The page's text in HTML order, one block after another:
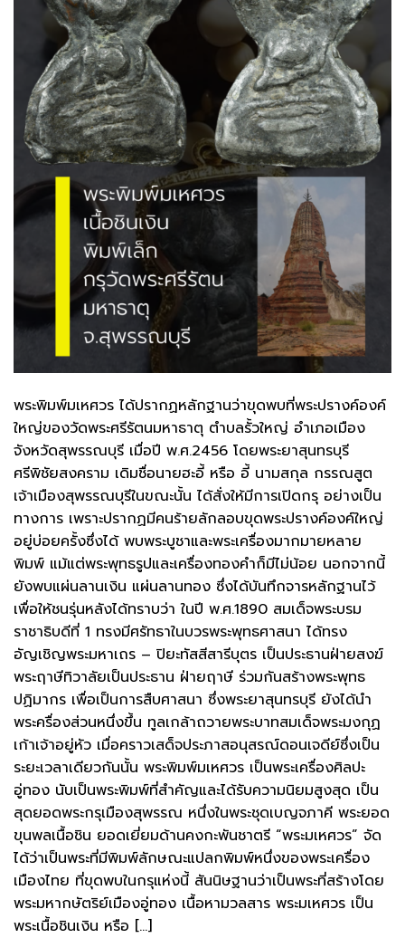
พระพิมพ์มเหศวร ได้ปรากฏหลักฐานว่าขุดพบที่พระปรางค์องค์
ใหญ่ของวัดพระศรีรัตนมหาธาตุ ตำบลรั้วใหญ่ อำเภอเมือง
จังหวัดสุพรรณบุรี เมื่อปี พ.ศ.2456 โดยพระยาสุนทรบุรี
ศรีพิชัยสงคราม เดิมชื่อนายฮะอี้ หรือ อี้ นามสกุล กรรณสูต
เจ้าเมืองสุพรรณบุรีในขณะนั้น ได้สั่งให้มีการเปิดกรุ อย่างเป็น
ทางการ เพราะปรากฏมีคนร้ายลักลอบขุดพระปรางค์องค์ใหญ่
อยู่บ่อยครั้งซึ่งได้ พบพระบูชาและพระเครื่องมากมายหลาย
พิมพ์ แม้แต่พระพุทธรูปและเครื่องทองคำก็มีไม่น้อย นอกจากนี้
ยังพบแผ่นลานเงิน แผ่นลานทอง ซึ่งได้บันทึกจารหลักฐานไว้
เพื่อให้ชนรุ่นหลังได้ทราบว่า ในปี พ.ศ.1890 สมเด็จพระบรม
ราชาธิบดีที่ 1 ทรงมีศรัทธาในบวรพระพุทธศาสนา ได้ทรง
อัญเชิญพระมหาเถร – ปิยะทัสสีสารีบุตร เป็นประธานฝ่ายสงฆ์
พระฤาษีทิวาลัยเป็นประธาน ฝ่ายฤาษี ร่วมกันสร้างพระพุทธ
ปฏิมากร เพื่อเป็นการสืบศาสนา ซึ่งพระยาสุนทรบุรี ยังได้นำ
พระครื่องส่วนหนึ่งขึ้น ทูลเกล้าถวายพระบาทสมเด็จพระมงกุฏ
เก้าเจ้าอยู่หัว เมื่อคราวเสด็จประภาสอนุสรณ์ดอนเจดีย์ซึ่งเป็น
ระยะเวลาเดียวกันนั้น พระพิมพ์มเหศวร เป็นพระเครื่องศิลปะ
อู่ทอง นับเป็นพระพิมพ์ที่สำคัญและได้รับความนิยมสูงสุด เป็น
สุดยอดพระกรุเมืองสุพรรณ หนึ่งในพระชุดเบญจภาคี พระยอด
ขุนพลเนื้อชิน ยอดเยี่ยมด้านคงกะพันชาตรี “พระมเหศวร” จัด
ได้ว่าเป็นพระที่มีพิมพ์ลักษณะแปลกพิมพ์หนึ่งของพระเครื่อง
เมืองไทย ที่ขุดพบในกรุแห่งนี้ สันนิษฐานว่าเป็นพระที่สร้างโดย
พระมหากษัตริย์เมืองอู่ทอง เนื้อหามวลสาร พระมเหศวร เป็น
พระเนื้อชินเงิน หรือ […]